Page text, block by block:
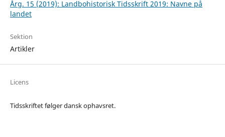
Årg. 15 (2019): Landbohistorisk Tidsskrift 2019: Navne på
landet
Sektion
Artikler
Licens
Tidsskriftet følger dansk ophavsret.